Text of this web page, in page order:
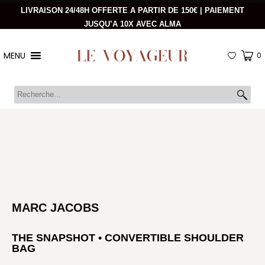
LIVRAISON 24/48H OFFERTE A PARTIR DE 150€ | PAIEMENT
JUSQU’A 10X AVEC ALMA
MENU 0
MARC JACOBS
THE SNAPSHOT • CONVERTIBLE SHOULDER
BAG